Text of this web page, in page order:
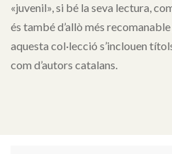
«juvenil», si bé la seva lectura,
és també d’allò més
aquesta col·lecció s’inclouen
com d’autors catalans.